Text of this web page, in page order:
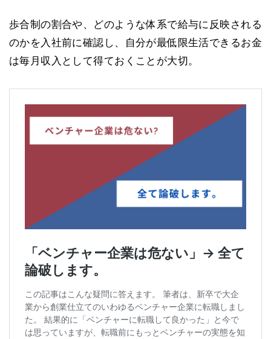
歩合制の割合や、どのような体系で給与に反映される
のかを入社前に確認し、自分が最低限生活できるお金
は毎月収入として得ておくことが大切。